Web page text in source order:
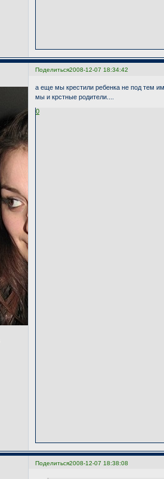
Поделиться2008-12-07 18:34:42
а еще мы крестили ребенка не под тем
мы и крстные родители....
0
Поделиться2008-12-07 18:38:08